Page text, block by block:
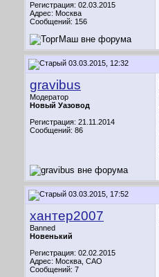
Регистрация: 02.03.2015
Адрес: Москва
Сообщений: 156
03.03.2015, 12:32
gravibus
Модератор
Новый Уазовод
Регистрация: 21.11.2014
Сообщений: 86
03.03.2015, 17:52
хантер2007
Banned
Новенький
Регистрация: 02.02.2015
Адрес: Москва, САО
Сообщений: 7